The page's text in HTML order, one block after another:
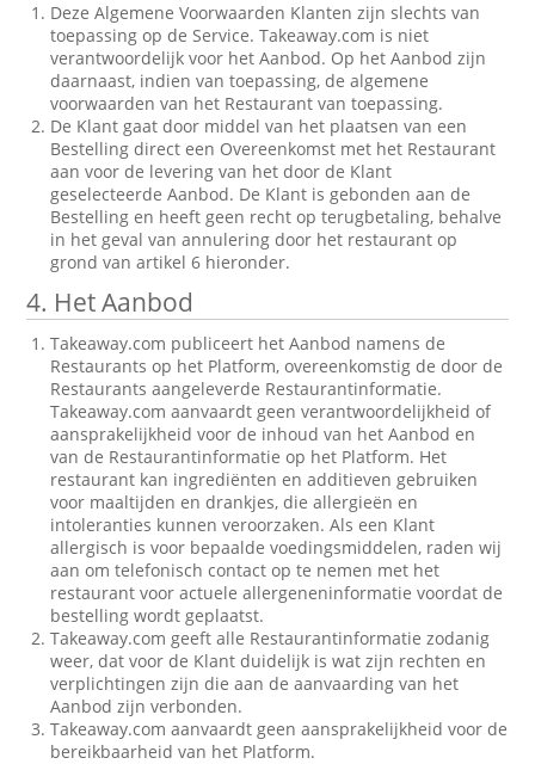
Deze Algemene Voorwaarden Klanten zijn slechts van
toepassing op de Service. Takeaway.com is niet
verantwoordelijk voor het Aanbod. Op het Aanbod zijn
daarnaast, indien van toepassing, de algemene
voorwaarden van het Restaurant van toepassing.
De Klant gaat door middel van het plaatsen van een
Bestelling direct een Overeenkomst met het Restaurant
aan voor de levering van het door de Klant
geselecteerde Aanbod. De Klant is gebonden aan de
Bestelling en heeft geen recht op terugbetaling, behalve
in het geval van annulering door het restaurant op
grond van artikel 6 hieronder.
4. Het Aanbod
Takeaway.com publiceert het Aanbod namens de
Restaurants op het Platform, overeenkomstig de door de
Restaurants aangeleverde Restaurantinformatie.
Takeaway.com aanvaardt geen verantwoordelijkheid of
aansprakelijkheid voor de inhoud van het Aanbod en
van de Restaurantinformatie op het Platform. Het
restaurant kan ingrediënten en additieven gebruiken
voor maaltijden en drankjes, die allergieën en
intoleranties kunnen veroorzaken. Als een Klant
allergisch is voor bepaalde voedingsmiddelen, raden wij
aan om telefonisch contact op te nemen met het
restaurant voor actuele allergeneninformatie voordat de
bestelling wordt geplaatst.
Takeaway.com geeft alle Restaurantinformatie zodanig
weer, dat voor de Klant duidelijk is wat zijn rechten en
verplichtingen zijn die aan de aanvaarding van het
Aanbod zijn verbonden.
Takeaway.com aanvaardt geen aansprakelijkheid voor de
bereikbaarheid van het Platform.